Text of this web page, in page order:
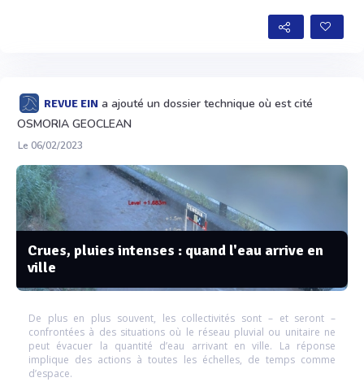
REVUE EIN a ajouté un dossier technique où est cité
OSMORIA GEOCLEAN
Le 06/02/2023
Crues, pluies intenses : quand l'eau arrive en
ville
De plus en plus souvent, les collectivités sont – et seront –
confrontées à des situations où le réseau pluvial ou unitaire ne
peut évacuer la quantité d’eau arrivant en ville. La réponse
implique des actions à toutes les échelles, de temps comme
d’espace.